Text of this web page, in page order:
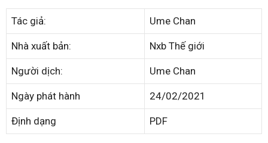
Tác giả: Ume Chan
Nhà xuất bản: Nxb Thế giới
Người dịch: Ume Chan
Ngày phát hành 24/02/2021
Định dạng PDF